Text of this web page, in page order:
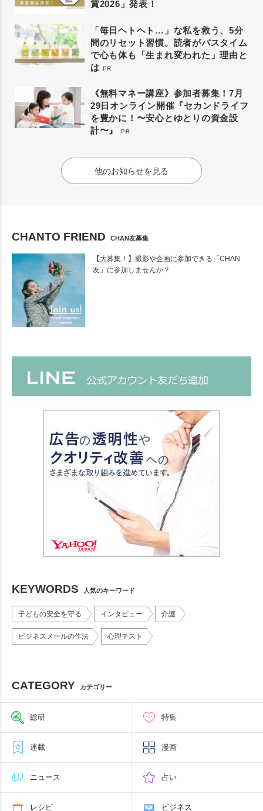
賞2026」発表！
「毎日ヘトヘト…」な私を救う、5分
間のリセット習慣。読者がバスタイム
で心も体も「生まれ変われた」理由と
は PR
《無料マネー講座》参加者募集！7月
29日オンライン開催『セカンドライフ
を豊かに！〜安心とゆとりの資金設
計〜』
PR
他のお知らせを見る
CHANTO FRIEND CHAN友募集
【大募集！】撮影や企画に参加できる「CHAN
友」に参加しませんか？
KEYWORDS 人気のキーワード
子どもの安全を守る インタビュー 介護
ビジネスメールの作法 心理テスト
CATEGORY カテゴリー
総研 特集
連載 漫画
ニュース 占い
レシピ ビジネス